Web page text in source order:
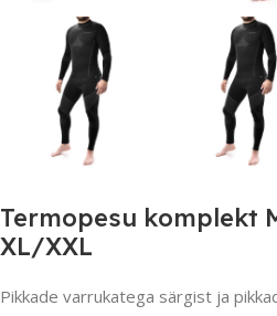
Termopesu komplekt
XL/XXL
Pikkade varrukatega särgist ja